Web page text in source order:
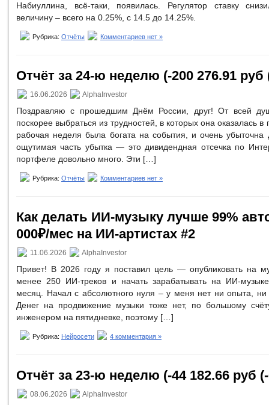
Набиуллина, всё-таки, появилась. Регулятор ставку
величину – всего на 0.25%, с 14.5 до 14.25%.
Рубрика: Отчёты Комментариев нет »
Отчёт за 24-ю неделю (-200 276.91 руб
16.06.2026 AlphaInvestor
Поздравляю с прошедшим Днём России, друг! От всей
поскорее выбраться из трудностей, в которых она оказалась
рабочая неделя была богата на события, и очень
ощутимая часть убытка — это дивидендная отсечка по
портфеле довольно много. Эти […]
Рубрика: Отчёты Комментариев нет »
Как делать ИИ-музыку лучше 99%
000₽/мес на ИИ-артистах #2
11.06.2026 AlphaInvestor
Привет! В 2026 году я поставил цель — опубликовать на
менее 250 ИИ-треков и начать зарабатывать на ИИ-
месяц. Начал с абсолютного нуля – у меня нет ни опыта, ни
Денег на продвижение музыки тоже нет, по большому
инженером на пятидневке, поэтому […]
Рубрика: Нейросети 4 комментария »
Отчёт за 23-ю неделю (-44 182.66 руб
08.06.2026 AlphaInvestor